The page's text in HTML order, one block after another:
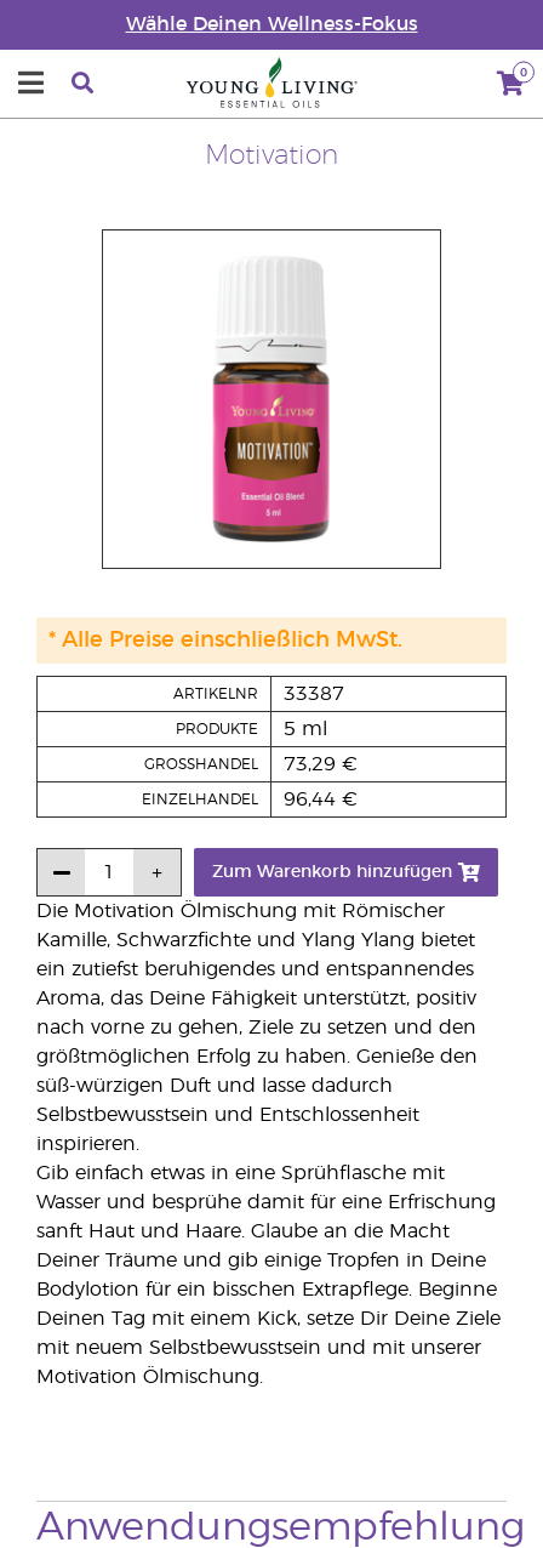
Wähle Deinen Wellness-Fokus
0
Motivation
Die Motivation Ölmischung mit Römischer
Kamille, Schwarzfichte und Ylang Ylang bietet
ein zutiefst beruhigendes und entspannendes
Aroma, das Deine Fähigkeit unterstützt, positiv
nach vorne zu gehen, Ziele zu setzen und den
größtmöglichen Erfolg zu haben. Genieße den
süß-würzigen Duft und lasse dadurch
Selbstbewusstsein und Entschlossenheit
inspirieren.
Gib einfach etwas in eine Sprühflasche mit
Wasser und besprühe damit für eine Erfrischung
sanft Haut und Haare. Glaube an die Macht
Deiner Träume und gib einige Tropfen in Deine
Bodylotion für ein bisschen Extrapflege. Beginne
Deinen Tag mit einem Kick, setze Dir Deine Ziele
mit neuem Selbstbewusstsein und mit unserer
Motivation Ölmischung.
ARTIKELNR 33387
PRODUKTE 5 ml
GROSSHANDEL 73,29 €
EINZELHANDEL 96,44 €
Zum Warenkorb hinzufügen
* Alle Preise einschließlich MwSt.
Anwendungsempfehlung